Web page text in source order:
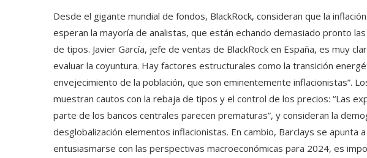
Desde el gigante mundial de fondos, BlackRock, consideran que la
esperan la mayoría de analistas, que están echando demasiado pronto
de tipos. Javier García, jefe de ventas de BlackRock en España, es muy
evaluar la coyuntura. Hay factores estructurales como la transición
envejecimiento de la población, que son eminentemente inflacionistas”.
muestran cautos con la rebaja de tipos y el control de los precios: “Las
parte de los bancos centrales parecen prematuras”, y consideran la
desglobalización elementos inflacionistas. En cambio, Barclays se apunta
entusiasmarse con las perspectivas macroeconómicas para 2024, es